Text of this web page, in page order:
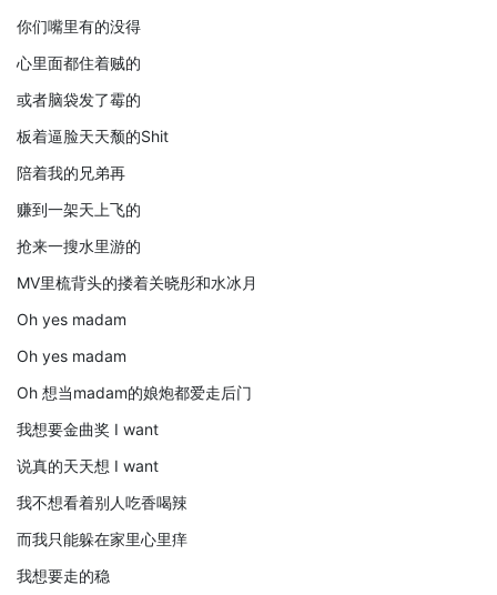
你们嘴里有的没得
心里面都住着贼的
或者脑袋发了霉的
板着逼脸天天颓的Shit
陪着我的兄弟再
赚到一架天上飞的
抢来一搜水里游的
MV里梳背头的搂着关晓彤和水冰月
Oh yes madam
Oh yes madam
Oh 想当madam的娘炮都爱走后门
我想要金曲奖 I want
说真的天天想 I want
我不想看着别人吃香喝辣
而我只能躲在家里心里痒
我想要走的稳